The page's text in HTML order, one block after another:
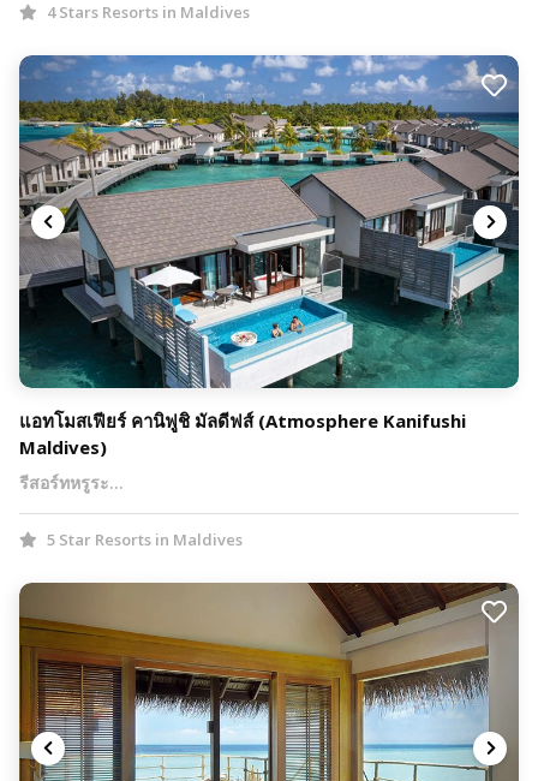
4 Stars Resorts in Maldives
แอทโมสเฟียร์ คานิฟูชิ มัลดีฟส์ (Atmosphere Kanifushi
Maldives)
รีสอร์ทหรูระ…
5 Star Resorts in Maldives